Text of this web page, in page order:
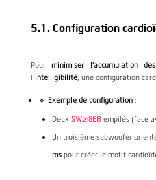
5.1. Configuration
Pourminimiser l’accumulation
l’intelligibilité, une configuration
🔹 Exemple de configuration:
Deux SW218EBempilés (face
Un troisième subwoofer
mspour créer le motif